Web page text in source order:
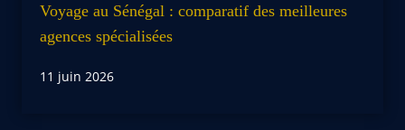
Voyage au Sénégal : comparatif des meilleures
agences spécialisées
11 juin 2026